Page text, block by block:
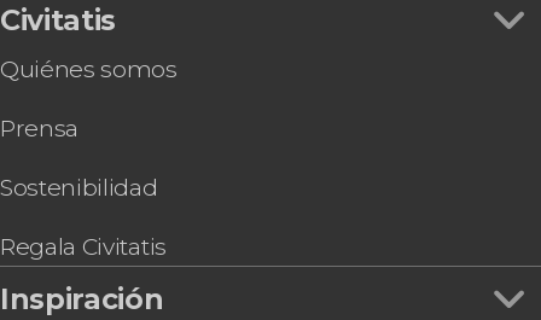
Civitatis
Quiénes somos
Prensa
Sostenibilidad
Regala Civitatis
Inspiración